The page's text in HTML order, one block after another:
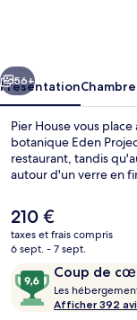
Suivant
56+
Présentation
Pier House vous
botanique Eden
restaurant, tandis
autour d'un verre en
Le
prix
actuel
de
210 €.
210 €
taxes et frais compris
6 sept. - 7 sept.
Avis
voyageurs
Coup de
9,6
sur
10,
Les
Afficher 392